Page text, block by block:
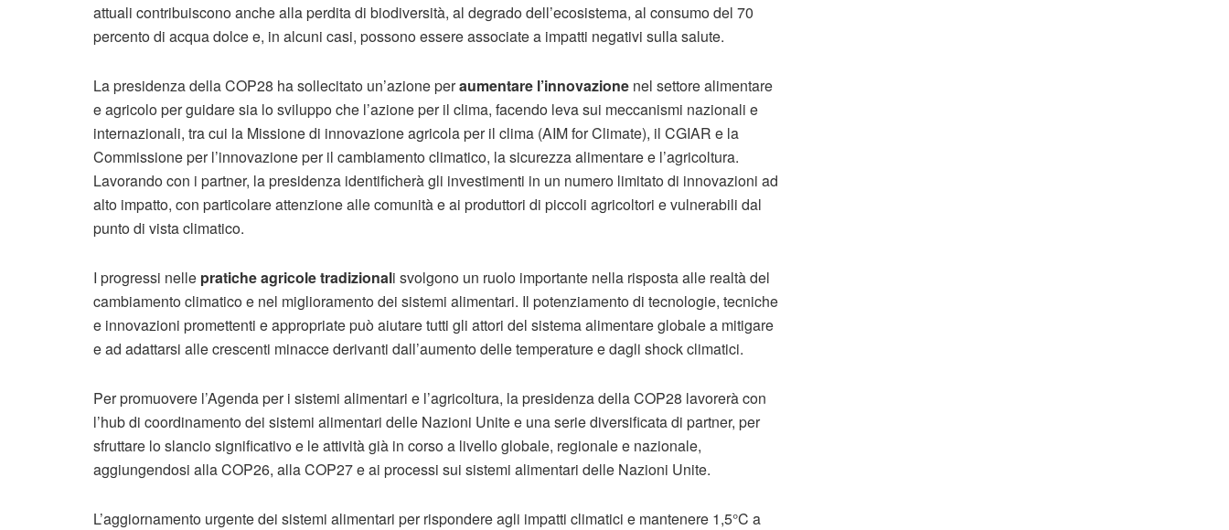
attuali contribuiscono anche alla perdita di biodiversità, al degrado dell’ecosistema, al consumo del 70
percento di acqua dolce e, in alcuni casi, possono essere associate a impatti negativi sulla salute.
La presidenza della COP28 ha sollecitato un’azione peraumentare l’innovazione nel settore alimentare
e agricolo per guidare sia lo sviluppo che l’azione per il clima, facendo leva sui meccanismi nazionali e
internazionali, tra cui la Missione di innovazione agricola per il clima (AIM for Climate), il CGIAR e la
Commissione per l’innovazione per il cambiamento climatico, la sicurezza alimentare e l’agricoltura.
Lavorando con i partner, la presidenza identificherà gli investimenti in un numero limitato di innovazioni ad
alto impatto, con particolare attenzione alle comunità e ai produttori di piccoli agricoltori e vulnerabili dal
punto di vista climatico.
I progressi nelle pratiche agricole tradizionali svolgono un ruolo importante nella risposta alle realtà del
cambiamento climatico e nel miglioramento dei sistemi alimentari. Il potenziamento di tecnologie, tecniche
e innovazioni promettenti e appropriate può aiutare tutti gli attori del sistema alimentare globale a mitigare
e ad adattarsi alle crescenti minacce derivanti dall’aumento delle temperature e dagli shock climatici.
Per promuovere l’Agenda per i sistemi alimentari e l’agricoltura, la presidenza della COP28 lavorerà con
l’hub di coordinamento dei sistemi alimentari delle Nazioni Unite e una serie diversificata di partner, per
sfruttare lo slancio significativo e le attività già in corso a livello globale, regionale e nazionale,
aggiungendosi alla COP26, alla COP27 e ai processi sui sistemi alimentari delle Nazioni Unite.
L’aggiornamento urgente dei sistemi alimentari per rispondere agli impatti climatici e mantenere 1,5°C a